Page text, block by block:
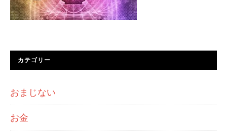
カテゴリー
おまじない
お金